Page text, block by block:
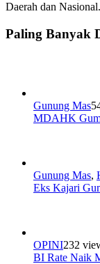
Daerah dan
Paling Banyak
Gunung Mas
MDAHK
Gunung Mas,
Eks Kajari
OPINI232
BI Rate Naik